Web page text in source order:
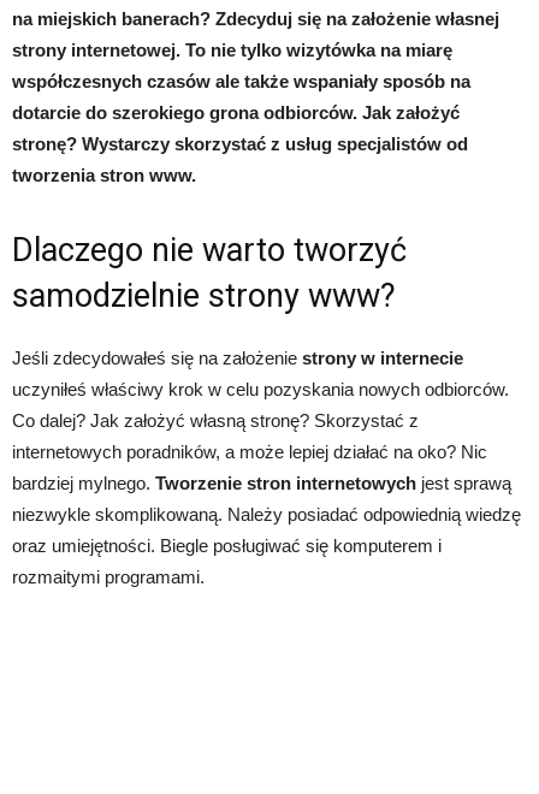
na miejskich banerach? Zdecyduj się na założenie własnej
strony internetowej. To nie tylko wizytówka na miarę
współczesnych czasów ale także wspaniały sposób na
dotarcie do szerokiego grona odbiorców. Jak założyć
stronę? Wystarczy skorzystać z usług specjalistów od
tworzenia stron www.
Dlaczego nie warto tworzyć
samodzielnie strony www?
Jeśli zdecydowałeś się na założenie strony w internecie
uczyniłeś właściwy krok w celu pozyskania nowych odbiorców.
Co dalej? Jak założyć własną stronę? Skorzystać z
internetowych poradników, a może lepiej działać na oko? Nic
bardziej mylnego. Tworzenie stron internetowych jest sprawą
niezwykle skomplikowaną. Należy posiadać odpowiednią wiedzę
oraz umiejętności. Biegle posługiwać się komputerem i
rozmaitymi programami.